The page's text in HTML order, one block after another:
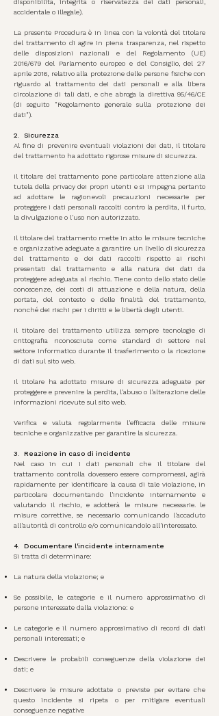
disponibilità, integrità o riservatezza dei dati personali,
accidentale o illegale).
La presente Procedura è in linea con la volontà del titolare
del trattamento di agire in piena trasparenza, nel rispetto
delle disposizioni nazionali e del Regolamento (UE)
2016/679 del Parlamento europeo e del Consiglio, del 27
aprile 2016, relativo alla protezione delle persone fisiche con
riguardo al trattamento dei dati personali e alla libera
circolazione di tali dati, e che abroga la direttiva 95/46/CE
(di seguito "Regolamento generale sulla protezione dei
dati").
2.
Sicurezza
Al fine di prevenire eventuali violazioni dei dati, il titolare
del trattamento ha adottato rigorose misure di sicurezza.
Il titolare del trattamento pone particolare attenzione alla
tutela della privacy dei propri utenti e si impegna pertanto
ad adottare le ragionevoli precauzioni necessarie per
proteggere i dati personali raccolti contro la perdita, il furto,
la divulgazione o l'uso non autorizzato.
Il titolare del trattamento mette in atto le misure tecniche
e organizzative adeguate a garantire un livello di sicurezza
del trattamento e dei dati raccolti rispetto ai rischi
presentati dal trattamento e alla natura dei dati da
proteggere adeguata al rischio. Tiene conto dello stato delle
conoscenze, dei costi di attuazione e della natura, della
portata, del contesto e delle finalità del trattamento,
nonché dei rischi per i diritti e le libertà degli utenti.
Il titolare del trattamento utilizza sempre tecnologie di
crittografia riconosciute come standard di settore nel
settore informatico durante il trasferimento o la ricezione
di dati sul sito web.
Il titolare ha adottato misure di sicurezza adeguate per
proteggere e prevenire la perdita, l'abuso o l'alterazione delle
informazioni ricevute sul sito web.
Verifica e valuta regolarmente l'efficacia delle misure
tecniche e organizzative per garantire la sicurezza.
3.
Reazione in caso di incidente
Nel caso in cui i dati personali che il titolare del
trattamento controlla dovessero essere compromessi, agirà
rapidamente per identificare la causa di tale violazione, in
particolare documentando l'incidente internamente e
valutando il rischio, e adotterà le misure necessarie. le
misure correttive, se necessario comunicando l'accaduto
all'autorità di controllo e/o comunicandolo all'interessato.
4.
Documentare l'incidente internamente
Si tratta di determinare:
La natura della violazione; e
Se possibile, le categorie e il numero approssimativo di
persone interessate dalla violazione: e
Le categorie e il numero approssimativo di record di dati
personali interessati; e
Descrivere le probabili conseguenze della violazione dei
dati; e
Descrivere le misure adottate o previste per evitare che
questo incidente si ripeta o per mitigare eventuali
conseguenze negative